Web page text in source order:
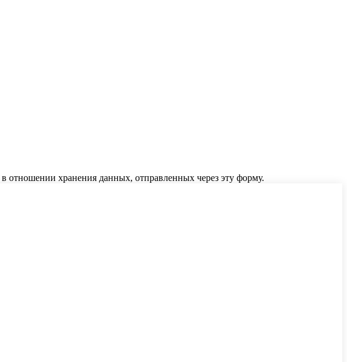
отношении хранения данных, отправленных через эту форму.